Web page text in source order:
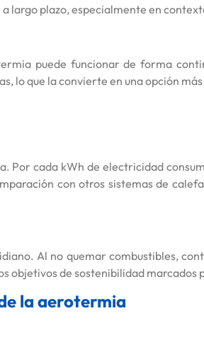
plazo, especialmente en
puede funcionar de forma
lo que la convierte en una opción
Por cada kWh de electricidad
con otros sistemas de
Al no quemar combustibles,
objetivos de sostenibilidad marcados
la aerotermia